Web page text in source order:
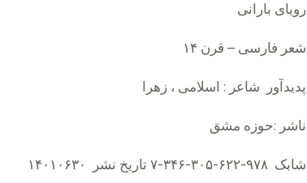
رویای بارانی
شعر فارسی – قرن ۱۴
پدیدآور شاعر : اسلامی ، زهرا
ناشر :حوزه مشق
شابک ۹۷۸-۶۲۲-۳۰۵-۳۴۶-۷ تاریخ نشر ۱۴۰۱۰۶۳۰